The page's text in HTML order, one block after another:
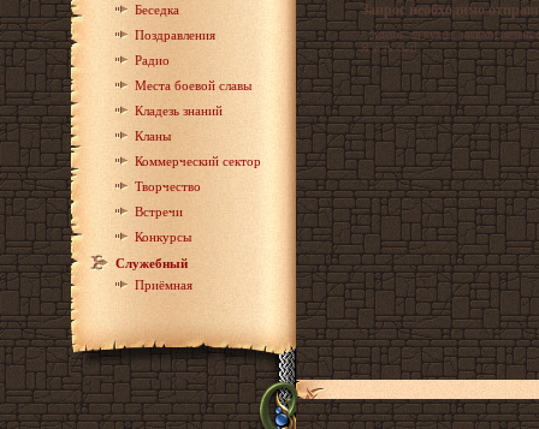
Беседка
Поздравления
Радио
Места боевой славы
Кладезь знаний
Кланы
Коммерческий сектор
Творчество
Встречи
Конкурсы
Служебный
Приёмная
Запрос необходимо
- будешь на кухне, захвати
Я есть бот!